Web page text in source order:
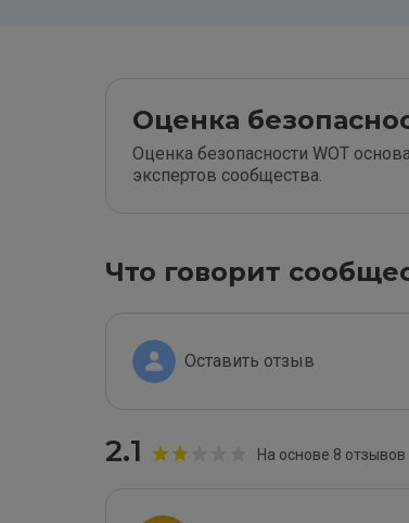
Оценка
Оценка безопасности WOT
экспертов сообщества.
Что говорит
Оставить отзыв
2.1 На основе 8 отзывов